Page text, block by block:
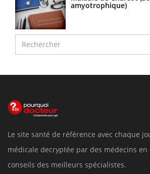
amyotrophique)
Le site santé de référence avec chaque
médicale decryptée par des médecins en
conseils des meilleurs spécialistes.